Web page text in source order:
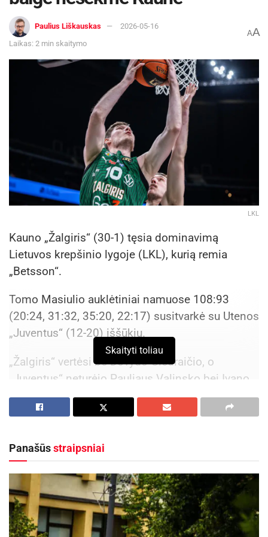
Paulius Liškauskas
2026-05-16
Laikas: 2 min skaitymo
AA
LKL
Kauno „Žalgiris“ (30-1) tęsia dominavimą
Lietuvos krepšinio lygoje (LKL), kurią remia
„Betsson“.
Tomo Masiulio auklėtiniai namuose 108:93
(20:24, 31:32, 35:20, 22:17) susitvarkė su Utenos
„Juventus“ (12-20) iššūkiu.
„Žalgiris“ vertėsi be Dovydo Giedraičio, o
„Juventus“ neturėjo Pauliaus Valinsko bei Ivano
Vranešo.
reguliariajame LKL, kurią remia „Betsson“, sezone
bei būsimus varžovus ketvirtfinalyje.
Pirmas „Žalgiris“ kausis su aštunta „Jonava
Hipocredit“, o septinta „Juventus“ – su antru
Vilniaus „Rytu“.
Skaityti toliau
Panašūsstraipsniai